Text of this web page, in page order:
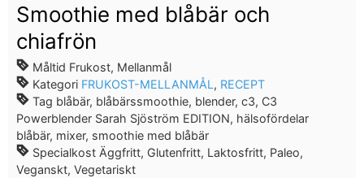
Smoothie med blåbär och
chiafrön
Måltid Frukost, Mellanmål
Kategori FRUKOST-MELLANMÅL , RECEPT
Tag blåbär, blåbärssmoothie, blender, c3, C3
Powerblender Sarah Sjöström EDITION, hälsofördelar
blåbär, mixer, smoothie med blåbär
Specialkost Äggfritt, Glutenfritt, Laktosfritt, Paleo,
Veganskt, Vegetariskt